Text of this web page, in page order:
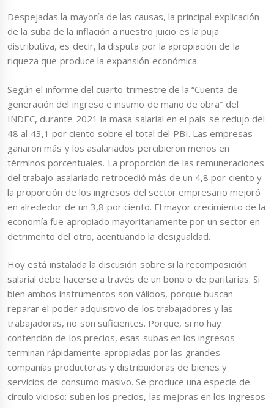
Despejadas la mayoría de las causas, la principal explicación
de la suba de la inflación a nuestro juicio es la puja
distributiva, es decir, la disputa por la apropiación de la
riqueza que produce la expansión económica.
Según el informe del cuarto trimestre de la “Cuenta de
generación del ingreso e insumo de mano de obra” del
INDEC, durante 2021 la masa salarial en el país se redujo del
48 al 43,1 por ciento sobre el total del PBI. Las empresas
ganaron más y los asalariados percibieron menos en
términos porcentuales. La proporción de las remuneraciones
del trabajo asalariado retrocedió más de un 4,8 por ciento y
la proporción de los ingresos del sector empresario mejoró
en alrededor de un 3,8 por ciento. El mayor crecimiento de la
economía fue apropiado mayoritariamente por un sector en
detrimento del otro, acentuando la desigualdad.
Hoy está instalada la discusión sobre si la recomposición
salarial debe hacerse a través de un bono o de paritarias. Si
bien ambos instrumentos son válidos, porque buscan
reparar el poder adquisitivo de los trabajadores y las
trabajadoras, no son suficientes. Porque, si no hay
contención de los precios, esas subas en los ingresos
terminan rápidamente apropiadas por las grandes
compañías productoras y distribuidoras de bienes y
servicios de consumo masivo. Se produce una especie de
círculo vicioso: suben los precios, las mejoras en los ingresos